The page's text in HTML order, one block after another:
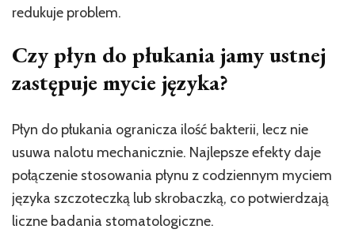
redukuje problem.
Czy płyn do płukania jamy ustnej
zastępuje mycie języka?
Płyn do płukania ogranicza ilość bakterii, lecz nie
usuwa nalotu mechanicznie. Najlepsze efekty daje
połączenie stosowania płynu z codziennym myciem
języka szczoteczką lub skrobaczką, co potwierdzają
liczne badania stomatologiczne.